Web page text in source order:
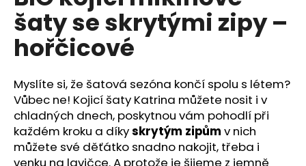
0,0
z
5
hvězdiček.
šaty se skrytými zipy –
hořčicové
Myslíte si, že šatová sezóna končí spolu s létem?
Vůbec ne! Kojicí šaty Katrina můžete nosit i v
chladných dnech, poskytnou vám pohodlí při
každém kroku a díkyskrytým zipům v nich
můžete své děťátko snadno nakojit, třeba i
venku na lavičce. A protože je šijeme z jemně
u
j
e
m
e